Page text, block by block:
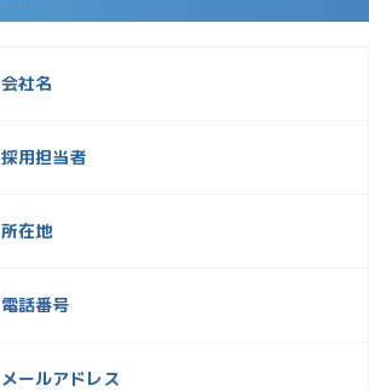
会社名
採用担当者
所在地
電話番号
メールアドレス